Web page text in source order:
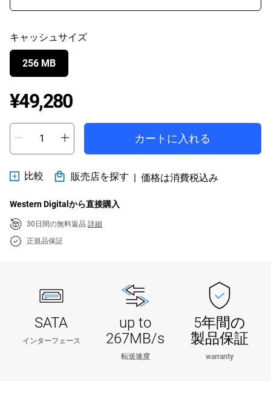
キャッシュサイズ
256 MB
¥49,280Price ¥49,280
カートに入れる
比較 販売店を探す | 価格は消費税込み
Western Digitalから直接購入
30日間の無料返品 詳細
正規品保証
SATA
インターフェース
up to
267MB/s
転送速度
5年間の
製品保証
warranty